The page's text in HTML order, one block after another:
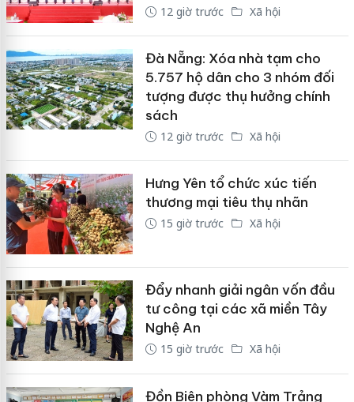
12 giờ trước Xã hội
Đà Nẵng: Xóa nhà tạm cho
5.757 hộ dân cho 3 nhóm đối
tượng được thụ hưởng chính
sách
12 giờ trước Xã hội
Hưng Yên tổ chức xúc tiến
thương mại tiêu thụ nhãn
15 giờ trước Xã hội
Đẩy nhanh giải ngân vốn đầu
tư công tại các xã miền Tây
Nghệ An
15 giờ trước Xã hội
Đồn Biên phòng Vàm Trảng